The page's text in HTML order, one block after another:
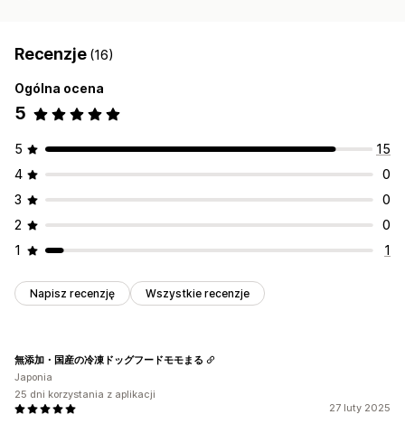
Recenzje (16)
Ogólna ocena
5
5
15
4
0
3
0
2
0
1
1
Napisz recenzję Wszystkie recenzje
27 luty 2025
無添加・国産の冷凍ドッグフードモモまる
Japonia
25 dni korzystania z aplikacji